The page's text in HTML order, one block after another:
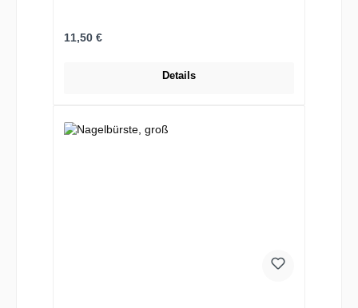
Regulärer Preis:
11,50 €
Details